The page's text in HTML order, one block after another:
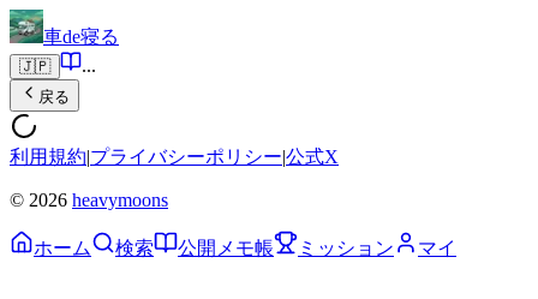
車de寝る
🇯🇵 ...
戻る
利用規約|プライバシーポリシー|公式X
© 2026 heavymoons
ホーム 検索 公開メモ帳 ミッション マイ